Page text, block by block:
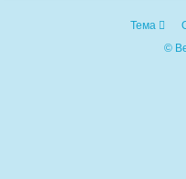
Тема
©